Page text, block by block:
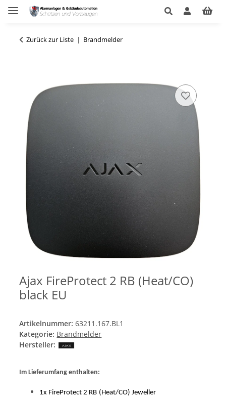
Zurück zur Liste Brandmelder
Ajax FireProtect 2 RB (Heat/CO)
black EU
Artikelnummer:63211.167.BL1
Kategorie: Brandmelder
Hersteller:
Im Lieferumfang enthalten:
1x FireProtect 2 RB (Heat/CO) Jeweller